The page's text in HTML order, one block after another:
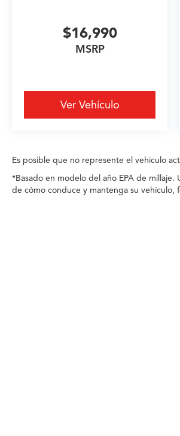
$16,990
MSRP
Ver Vehículo
Es posible que no represente el vehiculo
*Basado en modelo del año EPA de
de cómo conduce y mantenga su vehículo,